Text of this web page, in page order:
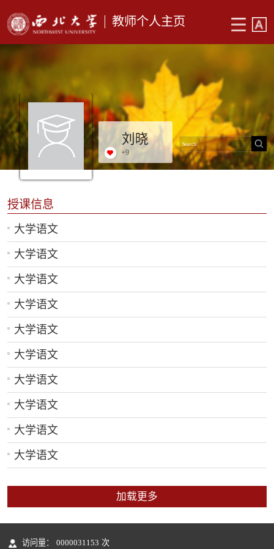
教师个人主页
刘晓
+9
授课信息
大学语文
大学语文
大学语文
大学语文
大学语文
大学语文
大学语文
大学语文
大学语文
大学语文
加载更多
访问量： 0000031153 次